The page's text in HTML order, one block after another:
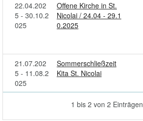
22.04.202
5 - 30.10.2
025
Offene Kirche in St.
Nicolai / 24.04 - 29.1
0.2025
21.07.202
5 - 11.08.2
025
Sommerschließzeit
Kita St. Nicolai
1 bis 2 von 2 Einträgen